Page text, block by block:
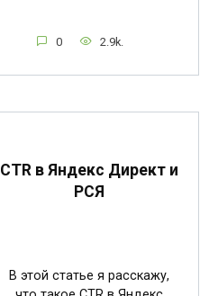
0 2.9k.
CTR в Яндекс Директ и
РСЯ
В этой статье я расскажу,